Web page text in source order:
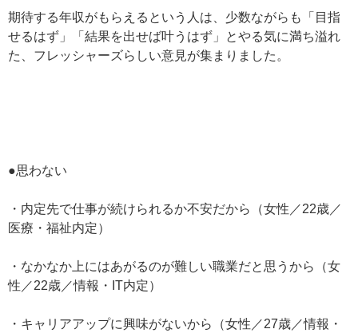
期待する年収がもらえるという人は、少数ながらも「目指
せるはず」「結果を出せば叶うはず」とやる気に満ち溢れ
た、フレッシャーズらしい意見が集まりました。
●思わない
・内定先で仕事が続けられるか不安だから（女性／22歳／
医療・福祉内定）
・なかなか上にはあがるのが難しい職業だと思うから（女
性／22歳／情報・IT内定）
・キャリアアップに興味がないから（女性／27歳／情報・